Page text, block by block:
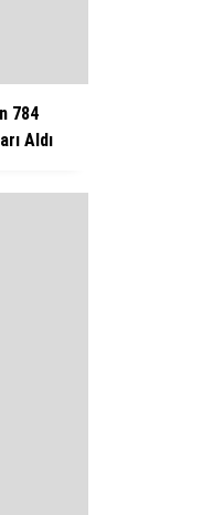
784
Aldı